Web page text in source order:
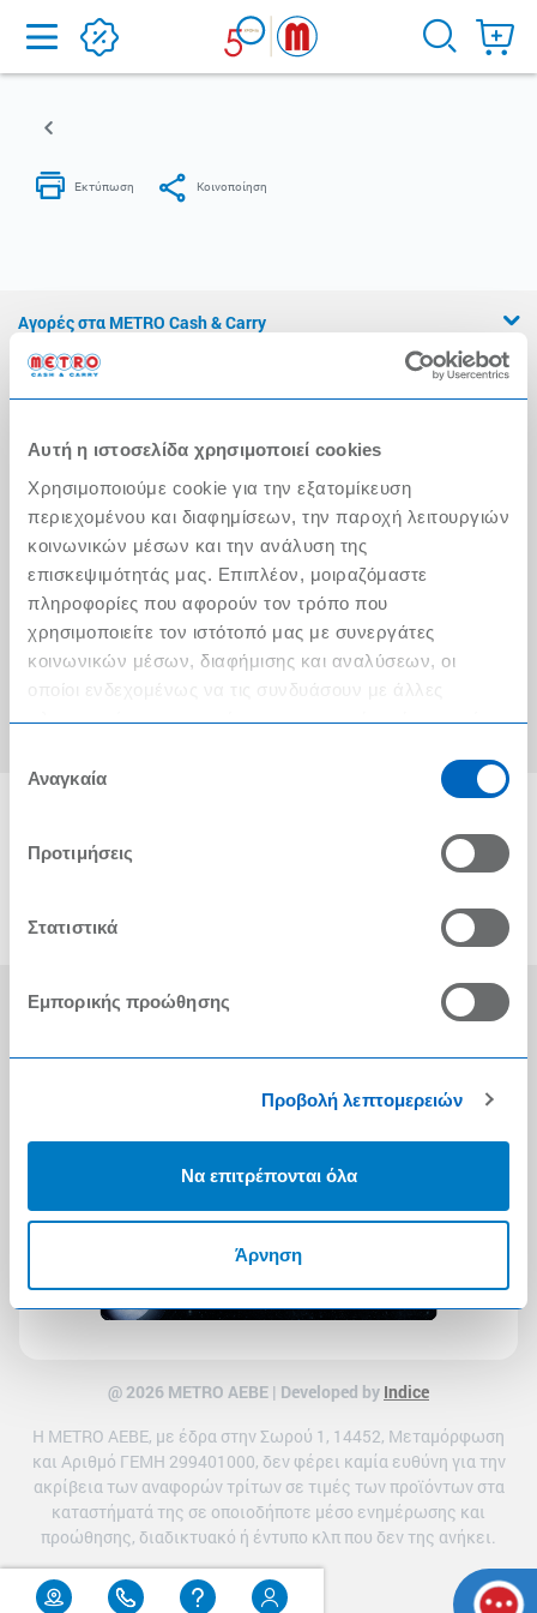
Αυτή η ιστοσελίδα χρησιμοποιεί cookies
Χρησιμοποιούμε cookie για την εξατομίκευση
περιεχομένου και διαφημίσεων, την παροχή λειτουργιών
κοινωνικών μέσων και την ανάλυση της
επισκεψιμότητάς μας. Επιπλέον, μοιραζόμαστε
πληροφορίες που αφορούν τον τρόπο που
χρησιμοποιείτε τον ιστότοπό μας με συνεργάτες
κοινωνικών μέσων, διαφήμισης και αναλύσεων, οι
οποίοι ενδεχομένως να τις συνδυάσουν με άλλες
πληροφορίες που τους έχετε παραχωρήσει ή τις οποίες
των υπηρεσιών τους.
συγκατάθεσης
Αναγκαία
Προτιμήσεις
Στατιστικά
Εμπορικής προώθησης
Προβολή λεπτομερειών
Να επιτρέπονται όλα
Άρνηση
Home
Αγορές στα METRO Cash & Carry
Εμπειρία METRO Cash & Carry
Η Αλυσίδα
Press Kit
Ο λογαριασμός μου
Τα METRO Cash & Carry δίπλα σας
Εταιρική Κοινωνική Ευθύνη
METRO ΑΕΒΕ
@ 2026 ΜETRO AEBE | Developed by Indice
Η METRO ΑΕΒΕ, με έδρα στην Σωρού 1, 14452, Μεταμόρφωση
και Αριθμό ΓΕΜΗ 299401000, δεν φέρει καμία ευθύνη για την
ακρίβεια των αναφορών τρίτων σε τιμές των προϊόντων στα
καταστήματά της σε οποιοδήποτε μέσο ενημέρωσης και
προώθησης, διαδικτυακό ή έντυπο κλπ που δεν της ανήκει.